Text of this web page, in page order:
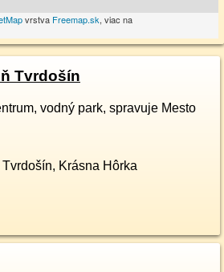
vrstva Freemap.sk, viac na
Tvrdošín
vodný park, spravuje Mesto
Tvrdošín, Krásna Hôrka